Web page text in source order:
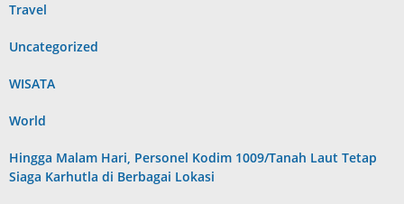
Travel
Uncategorized
WISATA
World
Hingga Malam Hari, Personel Kodim 1009/Tanah Laut Tetap
Siaga Karhutla di Berbagai Lokasi